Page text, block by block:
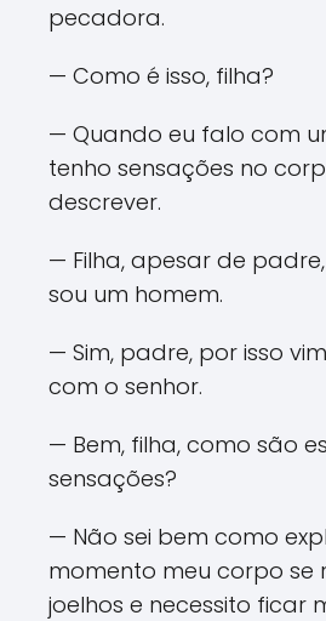
pecadora.
— Como é isso, filha?
— Quando eu falo com
tenho sensações no
descrever.
— Filha, apesar de
sou um homem.
— Sim, padre, por isso
com o senhor.
— Bem, filha, como são
sensações?
— Não sei bem como
momento meu corpo se
joelhos e necessito ficar